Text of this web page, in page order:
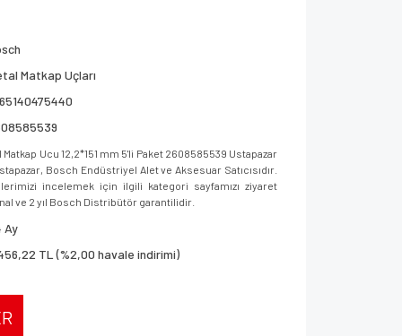
Matkap Uçları
Ucu 12,2*151 mm 5'li Paket 2608585539 Ustapazar
Bosch Endüstriyel Alet ve Aksesuar Satıcısıdır.
incelemek için ilgili kategori sayfamızı ziyaret
ve 2 yıl Bosch Distribütör garantilidir.
Ay
TL (%2,00 havale indirimi)